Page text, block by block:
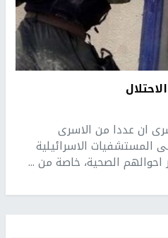
ان عددا من الاسرى
المستشفيات الاسرائيلية
احوالهم الصحية، خاصة من ...